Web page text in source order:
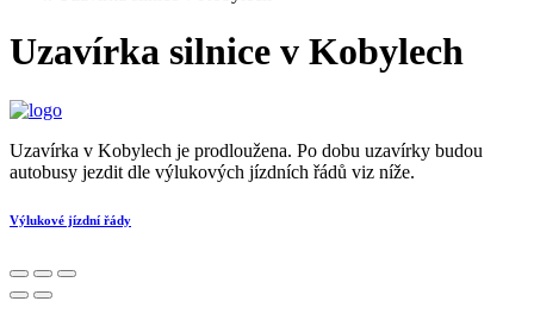
Uzavírka silnice v Kobylech
Uzavírka v Kobylech je prodloužena. Po dobu uzavírky budou
autobusy jezdit dle výlukových jízdních řádů viz níže.
Výlukové jízdní řády